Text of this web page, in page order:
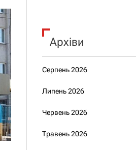
Архіви
Серпень 2026
Липень 2026
Червень 2026
Травень 2026